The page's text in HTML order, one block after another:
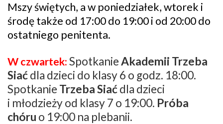
Mszy świętych, a w poniedziałek, wtorek i
środę także od 17:00 do 19:00 i od 20:00 do
ostatniego penitenta.
W czwartek:SpotkanieAkademii Trzeba
Siaćdla dzieci do klasy 6 o godz. 18:00.
Spotkanie Trzeba Siaćdla dzieci
i młodzieży od klasy 7 o 19:00. Próba
chóru o 19:00 na plebanii.